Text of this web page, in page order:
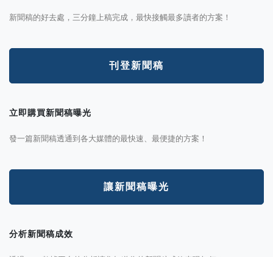
新聞稿的好去處，三分鐘上稿完成，最快接觸最多讀者的方案！
刊登新聞稿
立即購買新聞稿曝光
發一篇新聞稿透通到各大媒體的最快速、最便捷的方案！
讓新聞稿曝光
分析新聞稿成效